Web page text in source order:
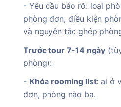
- Yêu cầu báo rõ: loại
phòng đơn, điều kiện
và nguyên tắc ghép
Trước tour 7-14 ngày
phòng):
- Khóa rooming list: ai ở
đơn, phòng nào ba.